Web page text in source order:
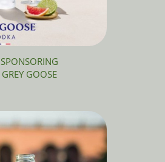
SPONSORING
GREY GOOSE